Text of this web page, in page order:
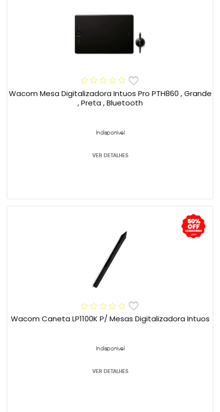
Wacom Mesa Digitalizadora Intuos Pro PTH860 , Grande
, Preta , Bluetooth
Indisponível
VER DETALHES
Wacom Caneta LP1100K P/ Mesas Digitalizadora Intuos
Indisponível
VER DETALHES